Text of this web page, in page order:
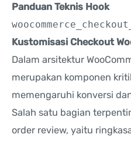
Panduan Teknis Hook
Kustomisasi Checkout
Dalam arsitektur
merupakan komponen
memengaruhi konversi
Salah satu bagian
order review, yaitu